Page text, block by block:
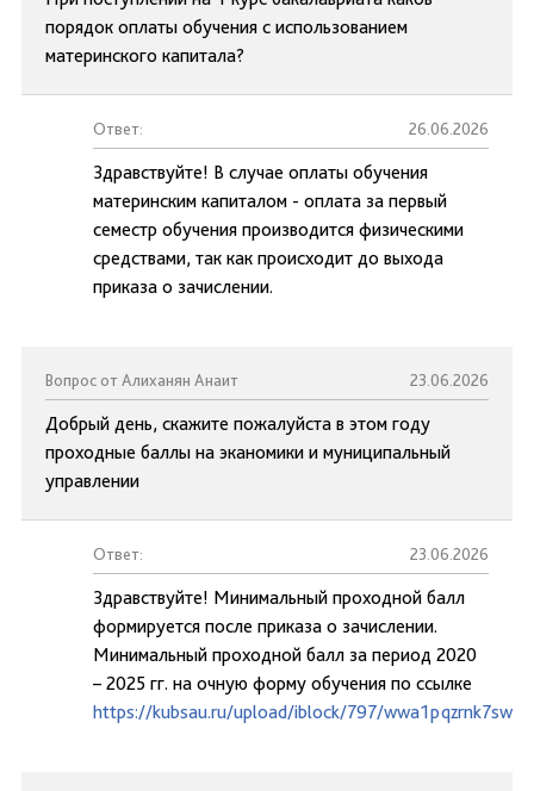
порядок оплаты обучения с использованием
материнского капитала?
Ответ: 26.06.2026
Здравствуйте! В случае оплаты обучения
материнским капиталом - оплата за первый
семестр обучения производится физическими
средствами, так как происходит до выхода
приказа о зачислении.
Вопрос от Алиханян Анаит 23.06.2026
Добрый день, скажите пожалуйста в этом году
проходные баллы на эканомики и муниципальный
управлении
Ответ: 23.06.2026
Здравствуйте! Минимальный проходной балл
формируется после приказа о зачислении.
Минимальный проходной балл за период 2020
– 2025 гг. на очную форму обучения по ссылке
https://kubsau.ru/upload/iblock/797/